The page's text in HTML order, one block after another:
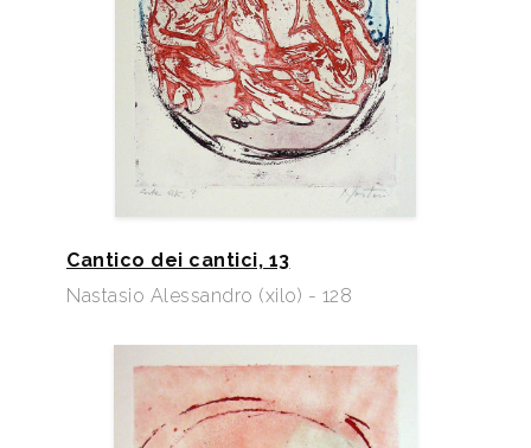
Cantico dei cantici, 13
Nastasio Alessandro (xilo) - 128